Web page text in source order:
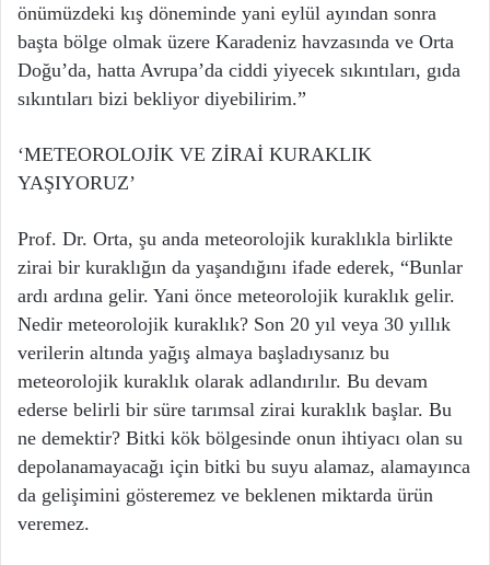
önümüzdeki kış döneminde yani eylül ayından sonra
başta bölge olmak üzere Karadeniz havzasında ve Orta
Doğu’da, hatta Avrupa’da ciddi yiyecek sıkıntıları, gıda
sıkıntıları bizi bekliyor diyebilirim.”
‘METEOROLOJİK VE ZİRAİ KURAKLIK
YAŞIYORUZ’
Prof. Dr. Orta, şu anda meteorolojik kuraklıkla birlikte
zirai bir kuraklığın da yaşandığını ifade ederek, “Bunlar
ardı ardına gelir. Yani önce meteorolojik kuraklık gelir.
Nedir meteorolojik kuraklık? Son 20 yıl veya 30 yıllık
verilerin altında yağış almaya başladıysanız bu
meteorolojik kuraklık olarak adlandırılır. Bu devam
ederse belirli bir süre tarımsal zirai kuraklık başlar. Bu
ne demektir? Bitki kök bölgesinde onun ihtiyacı olan su
depolanamayacağı için bitki bu suyu alamaz, alamayınca
da gelişimini gösteremez ve beklenen miktarda ürün
veremez.